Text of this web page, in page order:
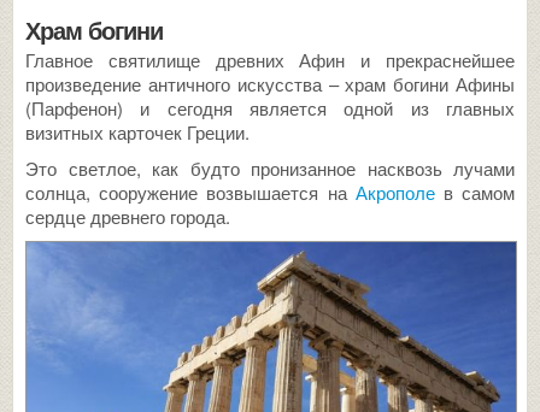
Храм богини
Главное святилище древних Афин и прекраснейшее
произведение античного искусства – храм богини Афины
(Парфенон) и сегодня является одной из главных
визитных карточек Греции.
Это светлое, как будто пронизанное насквозь лучами
солнца, сооружение возвышается на Акрополев самом
сердце древнего города.